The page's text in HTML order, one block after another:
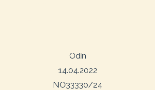
Odin
14.04.2022
NO33330/24